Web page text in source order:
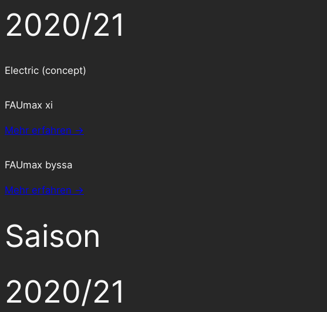
2020/21
Electric (concept)
FAUmax xi
Mehr erfahren →
FAUmax byssa
Mehr erfahren →
Saison
2020/21